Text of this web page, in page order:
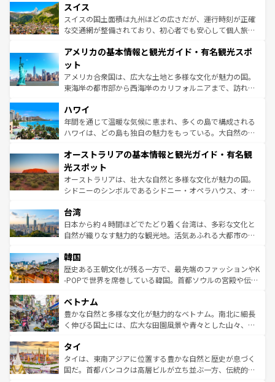
れる地方に足を運ぶとそれぞれで全く異なる文化を体験で
きるだろう。 なお、新着のフランス情報はコンテンツ一覧
を参照してほしい。
は、お酒好きな人にはぜひ体験してほしい。 なお、新着の
ドイツ情報はコンテンツ一覧を参照してほしい。
リアごとに異なる魅力がある。また、優雅なアフタヌーン
ティー、ビール好きにはたまらない英国パブ、サッカー観
戦など、本場だからこそできる体験も豊富。イギリスを旅
ンツ一覧を参照してほしい。
スイス
スイスの国土面積は九州ほどの広さだが、運行時刻が正確
な交通網が整備されており、初心者でも安心して個人旅行
の建物がそのまま残る町や、スイスならではのユニークな
博物館もあり、アルプス観光だけでなく町歩きも満喫する
ことができる。国民の所得が高いため物価も高いが、旅行
者向けの交通パス提供のサービスもあり、うまく活用すれ
着のスイス情報は
アメリカの基本情報と観光ガイド・有名観光スポ
ット
アメリカ合衆国は、広大な土地と多様な文化が魅力の国。
東海岸の都市部から西海岸のカリフォルニアまで、訪れる
のような巨大都市は、観光、ショッピング、エンターテイ
ンメントが詰まった刺激的なスポットだ。一方、アメリカ
西部には大自然が広がり、グランドキャニオンやイエロー
部のニューオーリンズでは、音楽と美食が融合した独特の
文化が魅力。旅行者はアメリカの各地域で異なる魅力を楽
しみながら、その多様性と豊かな歴史を感じることができ
るだろう。車でのロードトリップや列車の旅も、アメリカ
情報は
ハワイ
年間を通じて温暖な気候に恵まれ、多くの島で構成される
ハワイは、どの島も独自の魅力をもっている。大自然の神
ワイ島は見逃せない。また、定番の観光地といえばオアフ
島だが、静かな自然を求めるならマウイ島やカウアイ島が
おすすめ。エメラルドグリーンに輝く海をはじめ、豊かな
文化や歴史が息づいている。「アロハスピリット」と呼ば
人々、おいしいローカルフードやハワイアンミュージッ
ク、伝統的なフラダンスなど、すべてがハワイの魅力を彩
っている。訪れるたびに新しい発見と感動が待っているハ
はコンテンツ一覧
オーストラリアの基本情報と観光ガイド・有名観
光スポット
オーストラリアは、壮大な自然と多様な文化が魅力の国。
シドニーのシンボルであるシドニー・オペラハウス、オー
リアリーフや大陸中央部にそびえるウルル（エアーズロッ
ク）、タスマニアの美しい原生林やケアンズの熱帯雨林な
ど、見どころがたくさん。また、カフェやワイン、オージ
いる。アクティビティも充実しており、サーフィンやダイ
ビング、ハイキングなど、アウトドア好きにはたまらな
い。オーストラリアの多彩な魅力を存分に味わいつくそ
参照してほしい。
台湾
日本から約４時間ほどでたどり着く台湾は、多彩な文化と
自然が織りなす魅力的な観光地。活気あふれる大都市の台
ン）、静ひつな山岳地帯である台湾東部など、都市の喧騒
と山間の静けさが共存しており、訪れる人に新しい発見と
驚きをもたらしてくれる。また、奥深い台湾の食文化も魅
容にもいいと評判のスイーツなど、バラエティ豊かな料理
が味わえる。 なお、新着の台湾情報は コンテンツ一覧を参
照してほしい。
韓国
歴史ある王朝文化が残る一方で、最先端のファッションやK
-POPで世界を席巻している韓国。首都ソウルの宮殿や伝統
き、地方に足を延ばせば四季折々の自然美を楽しむことが
できる。そして、キムチや焼肉、絶品のストリートフード
まで、さまざまな韓国料理が待っている。夜には、韓国な
リティに包まれながら、韓国の多彩な魅力を心ゆくまで味
わってみてほしい。 なお、新着の韓国情報はコンテンツ一
覧を参照してほしい。
ベトナム
豊かな自然と多様な文化が魅力的なベトナム。南北に細長
く伸びる国土には、広大な田園風景や青々とした山々、世
急速な発展と共に伝統が息づく。ハノイの古い町並みやホ
ーチミン市のフランス統治時代の建物も、独特の雰囲気を
醸し出している。また、バラエティの豊かさとおいしさで
タイ
タイは、東南アジアに位置する豊かな自然と歴史が息づく
国だ。首都バンコクは高層ビルが立ち並ぶ一方、伝統的な